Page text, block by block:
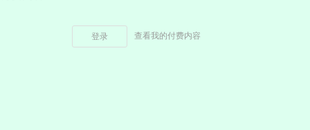
登录 查看我的付费内容